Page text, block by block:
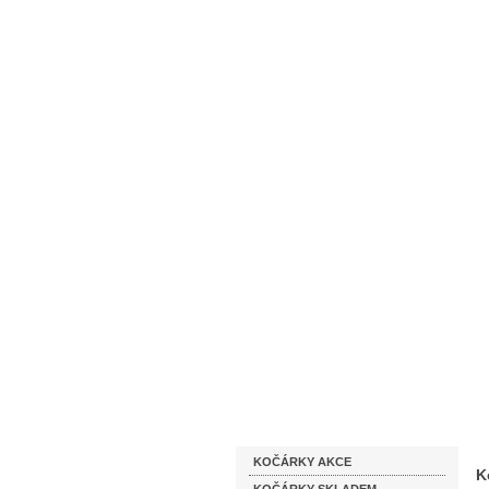
KOČÁRKY AKCE